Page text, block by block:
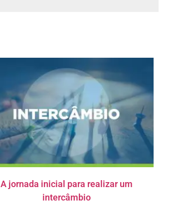
A jornada inicial para realizar um
intercâmbio